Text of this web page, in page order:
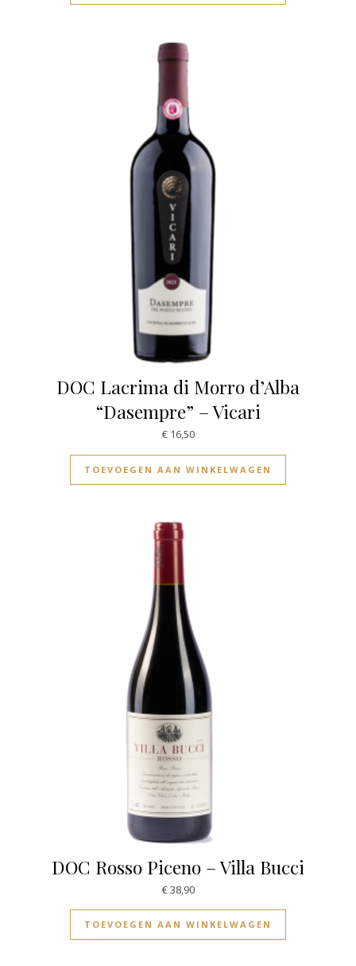
DOC Lacrima di Morro d’Alba
“Dasempre” – Vicari
€16,50
TOEVOEGEN AAN WINKELWAGEN
DOC Rosso Piceno – Villa Bucci
€38,90
TOEVOEGEN AAN WINKELWAGEN